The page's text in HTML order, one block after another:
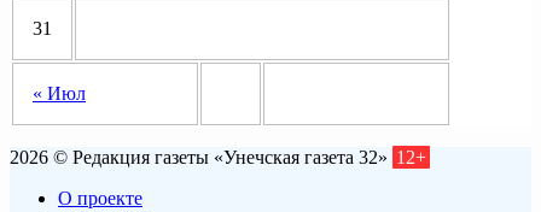
« Июл
31
2026 © Редакция газеты «Унечская газета 32» 12+
О проекте